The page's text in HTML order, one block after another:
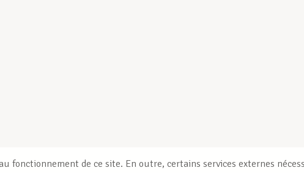
fonctionnement de ce site. En outre, certains services externes